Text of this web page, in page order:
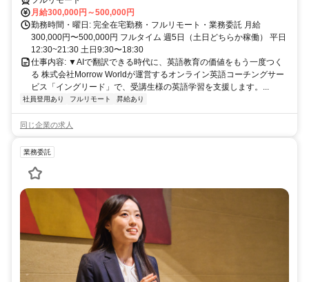
月給300,000円～500,000円
勤務時間・曜日: 完全在宅勤務・フルリモート・業務委託 月給
300,000円〜500,000円 フルタイム 週5日（土日どちらか稼働） 平日
12:30~21:30 土日9:30〜18:30
仕事内容: ▼AIで翻訳できる時代に、英語教育の価値をもう一度つく
る 株式会社Morrow Worldが運営するオンライン英語コーチングサー
ビス「イングリード」で、受講生様の英語学習を支援します。...
社員登用あり フルリモート 昇給あり
同じ企業の求人
業務委託